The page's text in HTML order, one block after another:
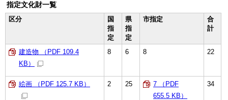
指定文化財一覧
区分
国
指
定
県
指
定
市指定
合
計
建造物 （PDF 109.4
KB）
8 6 8 22
絵画 （PDF 125.7 KB） 2 25
7 （PDF
655.5 KB）
34